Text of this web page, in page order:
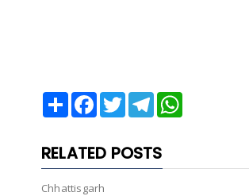
Share Facebook
TwitterTelegram
RELATED POSTS
Chhattisgarh